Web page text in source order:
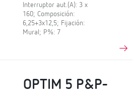
Interruptor aut.(A): 3 x
160; Composición:
6,25+3x12,5; Fijación:
Mural; P%: 7
OPTIM 5 P&P-